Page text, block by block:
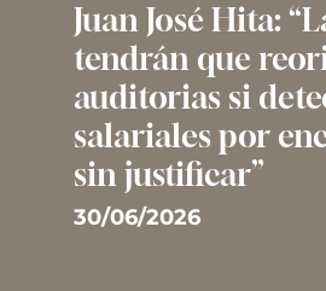
Juan José Hita:
tendrán que
auditorias si
salariales por
sin justificar”
30/06/2026